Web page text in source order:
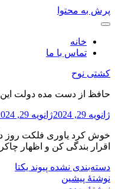
پرش به محتوا
خانه
تماس با ما
کشتی نوح
حافظ از دست مده دولت این
ژانویه 29, 2024 ژانویه 29, 2024
خوش کرد یاوری فلکت روز
اقرار بندگی کن و اظهار
دسته‌بندی نشده پیوند یکتا
نوشتهٔ پیشین